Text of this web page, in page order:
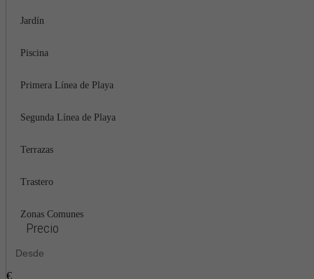
Jardín
Piscina
Primera Línea de Playa
Segunda Línea de Playa
Terrazas
Trastero
Zonas Comunes
Precio
€